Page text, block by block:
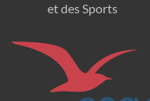
et des Sports